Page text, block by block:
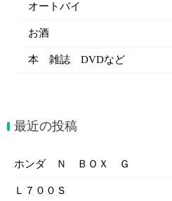
オートバイ
お酒
本 雑誌 DVDなど
最近の投稿
ホンダ Ｎ ＢＯＸ Ｇ
Ｌ７００Ｓ